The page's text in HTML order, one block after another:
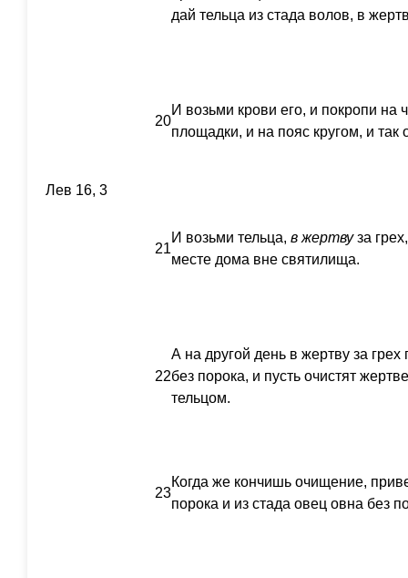
дай тельца из стада волов, в
20
И возьми крови его, и покропи на
площадки, и на пояс кругом, и так
Лев 16, 3
21
И возьми тельца, в жертвуза
месте дома вне святилища.
22
А на другой день в жертву за грех
без порока, и пусть очистят
тельцом.
23
Когда же кончишь очищение,
порока и из стада овец овна без